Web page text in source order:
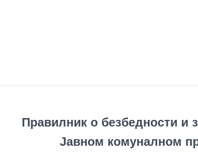
Правилник о безбедности и
Јавном комуналном